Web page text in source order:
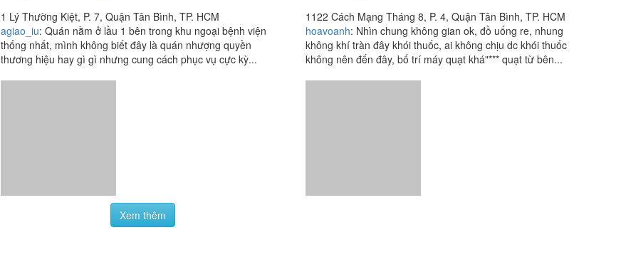
1 Lý Thường Kiệt, P. 7, Quận Tân Bình, TP. HCM
agiao_iu: Quán nằm ở lầu 1 bên trong khu ngoại bệnh viện
thống nhất, mình không biết đây là quán nhượng quyền
thương hiệu hay gì gì nhưng cung cách phục vụ cực kỳ...
1122 Cách Mạng Tháng 8, P. 4, Quận Tân Bình, TP. HCM
hoavoanh: Nhìn chung không gian ok, đồ uống re, nhung
không khí tràn đây khói thuốc, ai không chịu dc khói thuốc
không nên đến đây, bố trí máy quạt khá"*** quạt từ bên...
Xem thêm